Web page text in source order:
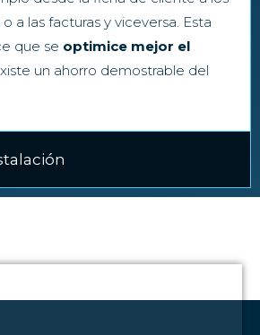
a las facturas y viceversa. Esta
que se optimice mejor el
un ahorro demostrable del